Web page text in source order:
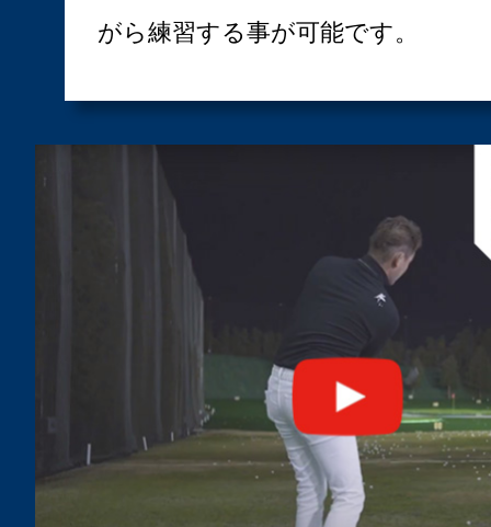
がら練習する事が可能です。